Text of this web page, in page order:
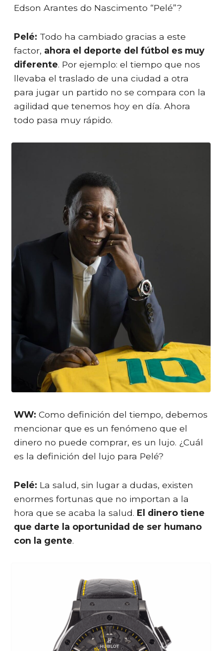
Edson Arantes do Nascimento “Pelé”?
Pelé: Todo ha cambiado gracias a este
factor, ahora el deporte del fútbol es muy
diferente. Por ejemplo: el tiempo que nos
llevaba el traslado de una ciudad a otra
para jugar un partido no se compara con la
agilidad que tenemos hoy en día. Ahora
todo pasa muy rápido.
WW: Como definición del tiempo, debemos
mencionar que es un fenómeno que el
dinero no puede comprar, es un lujo. ¿Cuál
es la definición del lujo para Pelé?
Pelé: La salud, sin lugar a dudas, existen
enormes fortunas que no importan a la
hora que se acaba la salud. El dinero tiene
que darte la oportunidad de ser humano
con la gente.